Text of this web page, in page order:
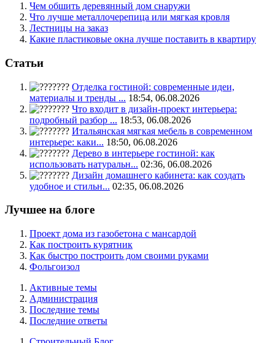
Чем обшить деревянный дом снаружи
Что лучше металлочерепица или мягкая кровля
Лестницы на заказ
Какие пластиковые окна лучше поставить в квартиру
Статьи
Отделка гостиной: современные идеи,
материалы и тренды ... 18:54, 06.08.2026
Что входит в дизайн-проект интерьера:
подробный разбор ... 18:53, 06.08.2026
Итальянская мягкая мебель в современном
интерьере: каки... 18:50, 06.08.2026
Дерево в интерьере гостиной: как
использовать натуральн... 02:36, 06.08.2026
Дизайн домашнего кабинета: как создать
удобное и стильн... 02:35, 06.08.2026
Лучшее на блоге
Проект дома из газобетона с мансардой
Как построить курятник
Как быстро построить дом своими руками
Фольгоизол
Активные темы
Администрация
Последние темы
Последние ответы